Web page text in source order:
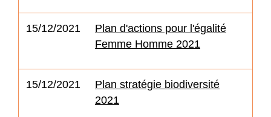
15/12/2021
Plan d'actions pour l'égalité
Femme Homme 2021
15/12/2021
Plan stratégie biodiversité
2021